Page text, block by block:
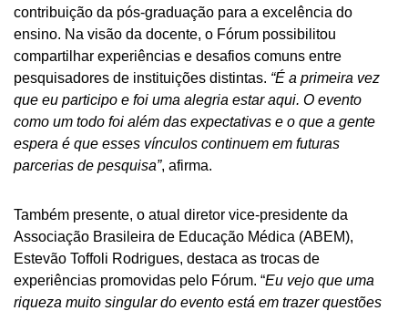
contribuição da pós-graduação para a excelência do
ensino. Na visão da docente, o Fórum possibilitou
compartilhar experiências e desafios comuns entre
pesquisadores de instituições distintas. “É a primeira vez
que eu participo e foi uma alegria estar aqui. O evento
como um todo foi além das expectativas e o que a gente
espera é que esses vínculos continuem em futuras
parcerias de pesquisa”, afirma.
Também presente, o atual diretor vice-presidente da
Associação Brasileira de Educação Médica (ABEM),
Estevão Toffoli Rodrigues, destaca as trocas de
experiências promovidas pelo Fórum. “Eu vejo que uma
riqueza muito singular do evento está em trazer questões